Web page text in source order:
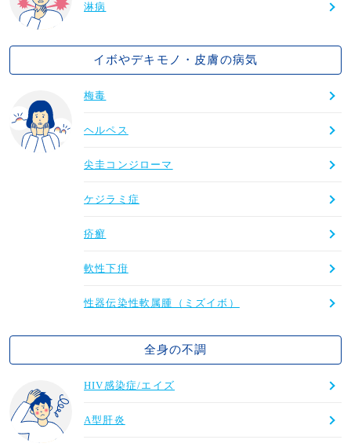
淋病
イボやデキモノ・皮膚の病気
梅毒
ヘルペス
尖圭コンジローマ
ケジラミ症
疥癬
軟性下疳
性器伝染性軟属腫（ミズイボ）
全身の不調
HIV感染症/エイズ
A型肝炎